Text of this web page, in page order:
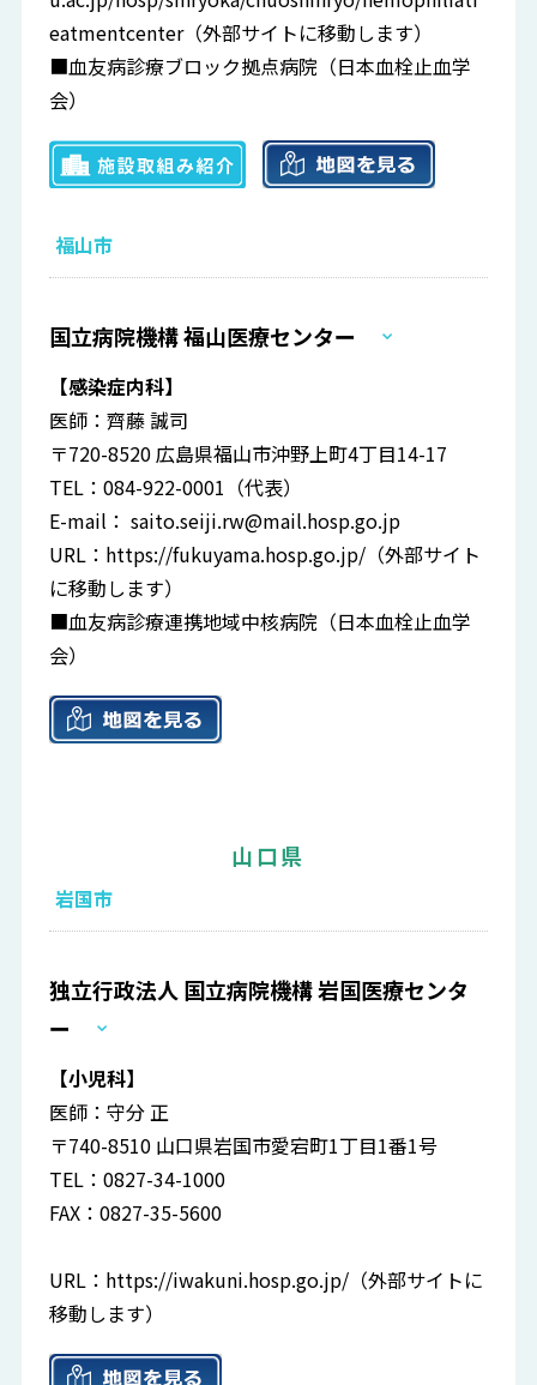
eatmentcenter（外部サイトに移動します）
■血友病診療ブロック拠点病院（日本血栓止血学
会）
福山市
国立病院機構 福山医療センター
【感染症内科】
医師：齊藤 誠司
〒720-8520 広島県福山市沖野上町4丁目14-17
TEL：084-922-0001（代表）
E-mail：saito.seiji.rw@mail.hosp.go.jp
URL： https://fukuyama.hosp.go.jp/ （外部サイト
に移動します）
■血友病診療連携地域中核病院（日本血栓止血学
会）
山口県
岩国市
独立行政法人 国立病院機構 岩国医療センタ
ー
【小児科】
医師：守分 正
〒740-8510 山口県岩国市愛宕町1丁目1番1号
TEL：0827-34-1000
FAX：0827-35-5600
URL： https://iwakuni.hosp.go.jp/ （外部サイトに
移動します）